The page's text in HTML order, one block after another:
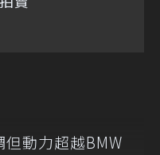
但動力超越BMW